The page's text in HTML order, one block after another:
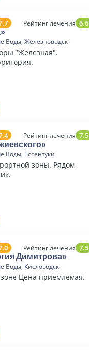
Рейтинг лечения 6.6
Воды, Железноводск
"Железная".
Рейтинг лечения 7.5
Воды, Ессентуки
зоны. Рядом
Рейтинг лечения 7.5
Димитрова»
Воды, Кисловодск
Цена приемлемая.